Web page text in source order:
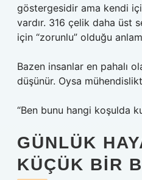
göstergesidir ama kendi
vardır. 316 çelik daha üst
için “zorunlu” olduğu
Bazen insanlar en pahalı
düşünür. Oysa
“Ben bunu hangi koşulda
GÜNLÜK
KÜÇÜK BIR